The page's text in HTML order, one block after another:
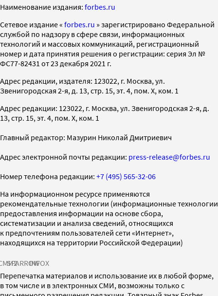
Наименование издания: forbes.ru
Cетевое издание « forbes.ru » зарегистрировано Федеральной
службой по надзору в сфере связи, информационных
технологий и массовых коммуникаций, регистрационный
номер и дата принятия решения о регистрации: серия Эл №
ФС77-82431 от 23 декабря 2021 г.
Адрес редакции, издателя: 123022, г. Москва, ул.
Звенигородская 2-я, д. 13, стр. 15, эт. 4, пом. X, ком. 1
Адрес редакции: 123022, г. Москва, ул. Звенигородская 2-я, д.
13, стр. 15, эт. 4, пом. X, ком. 1
Главный редактор: Мазурин Николай Дмитриевич
Адрес электронной почты редакции: press-release@forbes.ru
Номер телефона редакции: +7 (495) 565-32-06
На информационном ресурсе применяются
рекомендательные технологии (информационные технологии
предоставления информации на основе сбора,
систематизации и анализа сведений, относящихся
к предпочтениям пользователей сети «Интернет»,
находящихся на территории Российской Федерации)
SPARROWINFOX
Перепечатка материалов и использование их в любой форме,
в том числе и в электронных СМИ, возможны только с